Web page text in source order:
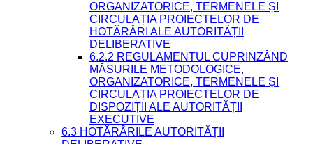
ORGANIZATORICE, TERMENELE ȘI
CIRCULAȚIA PROIECTELOR DE
HOTĂRÂRI ALE AUTORITĂȚII
DELIBERATIVE
6.2.2 REGULAMENTUL CUPRINZÂND
MĂSURILE METODOLOGICE,
ORGANIZATORICE, TERMENELE ȘI
CIRCULAȚIA PROIECTELOR DE
DISPOZIȚII ALE AUTORITĂȚII
EXECUTIVE
6.3 HOTĂRÂRILE AUTORITĂȚII